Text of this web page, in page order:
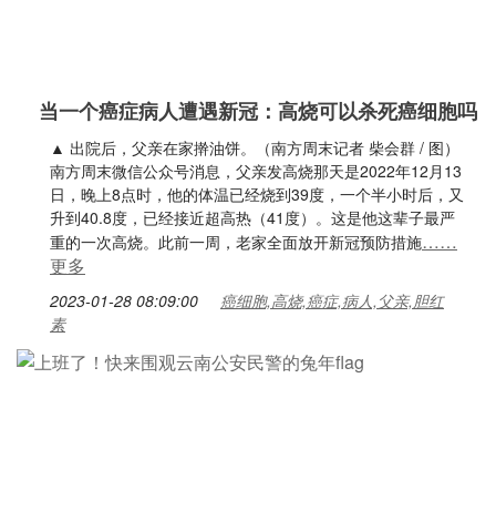
当一个癌症病人遭遇新冠：高烧可以杀死癌细胞吗
▲ 出院后，父亲在家擀油饼。（南方周末记者 柴会群 / 图）
南方周末微信公众号消息，父亲发高烧那天是2022年12月13
日，晚上8点时，他的体温已经烧到39度，一个半小时后，又
升到40.8度，已经接近超高热（41度）。这是他这辈子最严
重的一次高烧。此前一周，老家全面放开新冠预防措施……
更多
2023-01-28 08:09:00
癌细胞,高烧,癌症,病人,父亲,胆红
素